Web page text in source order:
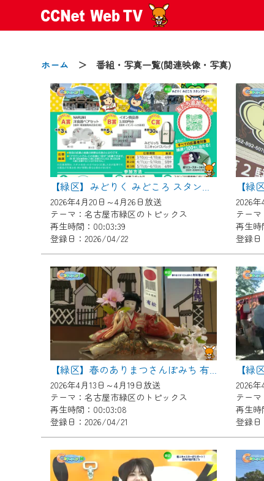
ホーム ＞ 番組・写真一覧(関連映像・写真)
【緑区】みどりく みどころ スタンプラリー
2026年4月20日～4月26日放送
テーマ：名古屋市緑区のトピックス
再生時間：00:03:39
登録日：2026/04/22
2026
テー
再生時
登録日
【緑区】春のありまつさんぽみち 有松福よせ雛
2026年4月13日～4月19日放送
テーマ：名古屋市緑区のトピックス
再生時間：00:03:08
登録日：2026/04/21
【緑
2026
テー
再生時
登録
2024/09/02
動画配信サービス『CCNet
【変更点】
◆デザイン変更により、お住
◆当社アプリやＰＣブラウザ
CCNetサービスエリア20市町
【ご注意】
2024年9月24日からはご加入
『CCNet Web TV』を利用い
CCNetサービスへの加入と『
何卒、ご理解ご了承の程よろ
※マイページへのログインに
※MyIDとは、CCNet Web TV
IDはお客様が使っているメー
（GmailやYahooなどのフリー
※マイページへのログイン・
※CCNetアプリをご利用中の
＜メンテナンス情報＞